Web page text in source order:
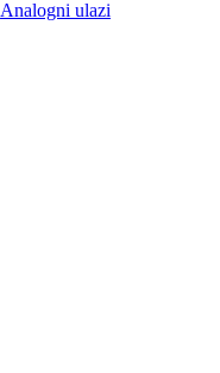
Analogni ulazi